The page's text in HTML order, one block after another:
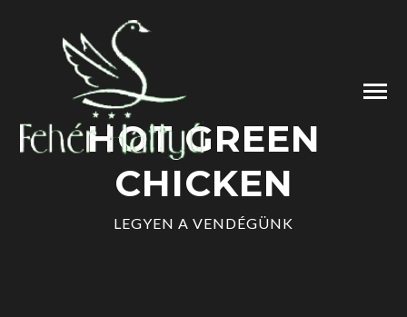
HOT GREEN
CHICKEN
LEGYEN A VENDÉGÜNK